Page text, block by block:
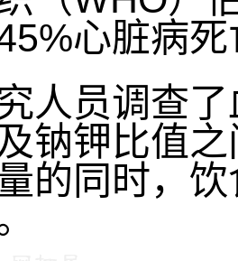
心脏病
人员调查
钠钾比值
的同时，